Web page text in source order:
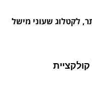
לקטלוג שעוני מישל